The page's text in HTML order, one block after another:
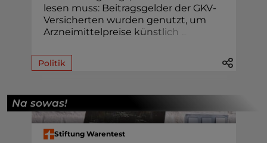
lesen muss: Beitragsgelder der GKV-
Versicherten wurden genutzt, um
Arzneimittelpreise künstlich
Politik
Na sowas!
Stiftung Warentest